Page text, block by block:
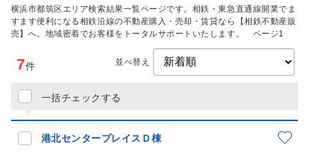
横浜市都筑区エリア検索結果一覧ページです。相鉄・東急直通線開業でま
すます便利になる相鉄沿線の不動産購入・売却・賃貸なら【相鉄不動産販
売】へ。地域密着でお客様をトータルサポートいたします。 ページ1
並べ替え
一括チェックする
7件
港北センタープレイスＤ棟